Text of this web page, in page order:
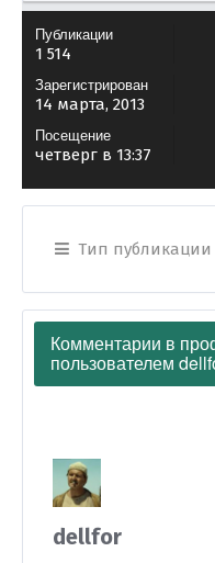
Публикации
1 514
Зарегистрирован
14 марта, 2013
Посещение
четверг в 13:37
Тип публикации
Комментарии в
пользователем
dellfor